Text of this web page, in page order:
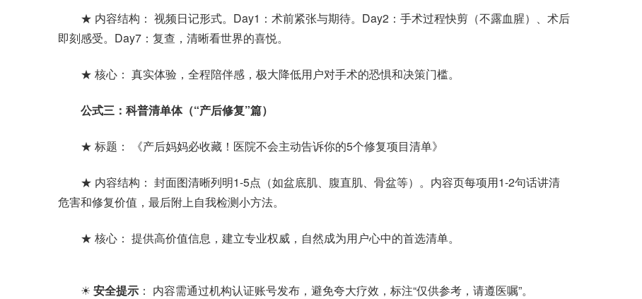
★ 内容结构： 视频日记形式。Day1：术前紧张与期待。Day2：手术过程快剪（不露血腥）、术后
即刻感受。Day7：复查，清晰看世界的喜悦。
★ 核心： 真实体验，全程陪伴感，极大降低用户对手术的恐惧和决策门槛。
公式三：科普清单体（“产后修复”篇）
★ 标题： 《产后妈妈必收藏！医院不会主动告诉你的5个修复项目清单》
★ 内容结构： 封面图清晰列明1-5点（如盆底肌、腹直肌、骨盆等）。内容页每项用1-2句话讲清
危害和修复价值，最后附上自我检测小方法。
★ 核心： 提供高价值信息，建立专业权威，自然成为用户心中的首选清单。
☀ 安全提示 ： 内容需通过机构认证账号发布，避免夸大疗效，标注“仅供参考，请遵医嘱”。